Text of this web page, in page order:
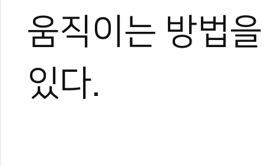
움직이는 방법
있다.